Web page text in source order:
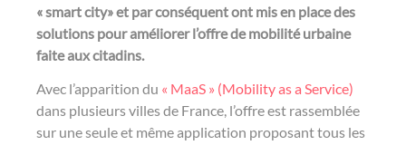
« smart city» et par conséquent ont mis en place des
solutions pour améliorer l’offre de mobilité urbaine
faite aux citadins.
Avec l’apparition du « MaaS » (Mobility as a Service)
dans plusieurs villes de France, l’offre est rassemblée
sur une seule et même application proposant tous les